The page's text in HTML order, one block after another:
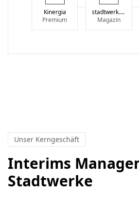
Kinergia
Premium
stadtwerk.digital
Magazin
Unser Kerngeschäft
Interims
Stadtwerke